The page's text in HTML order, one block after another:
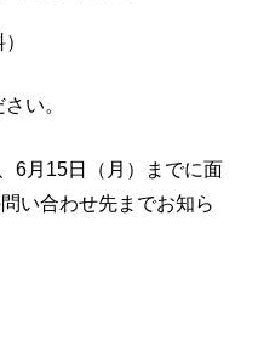
い。
6月15日（月）までに面
い合わせ先までお知ら